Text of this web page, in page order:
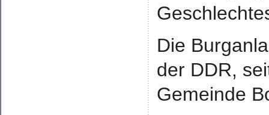
Die
der DDR,
Gemeinde